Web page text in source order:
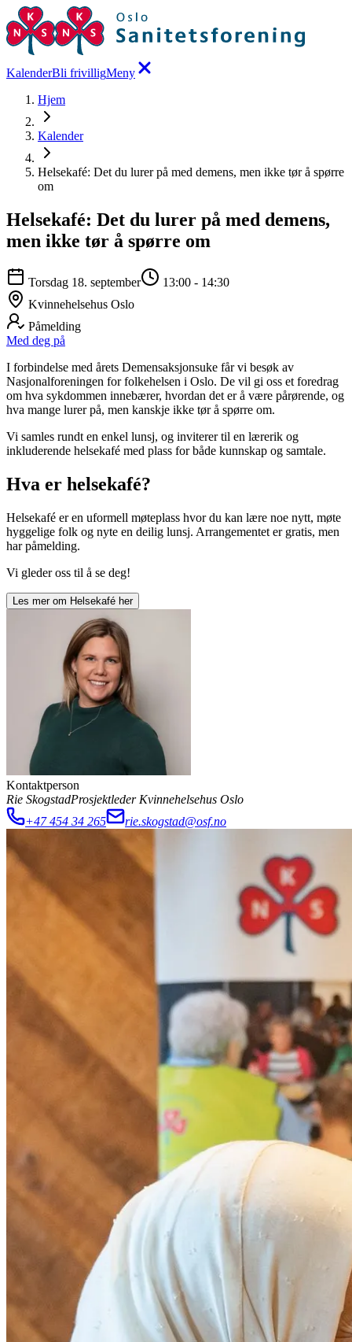
KalenderBli frivilligMeny
Hjem
Kalender
Helsekafé: Det du lurer på med demens, men ikke tør å spørre
om
Helsekafé: Det du lurer på med demens,
men ikke tør å spørre om
Torsdag 18. september 13:00 - 14:30
Kvinnehelsehus Oslo
Påmelding
Med deg på
I forbindelse med årets Demensaksjonsuke får vi besøk av
Nasjonalforeningen for folkehelsen i Oslo. De vil gi oss et foredrag
om hva sykdommen innebærer, hvordan det er å være pårørende, og
hva mange lurer på, men kanskje ikke tør å spørre om.
Vi samles rundt en enkel lunsj, og inviterer til en lærerik og
inkluderende helsekafé med plass for både kunnskap og samtale.
Hva er helsekafé?
Helsekafé er en uformell møteplass hvor du kan lære noe nytt, møte
hyggelige folk og nyte en deilig lunsj. Arrangementet er gratis, men
har påmelding.
Vi gleder oss til å se deg!
Les mer om Helsekafé her
Kontaktperson
Rie SkogstadProsjektleder Kvinnehelsehus Oslo
+47 454 34 265
rie.skogstad@osf.no